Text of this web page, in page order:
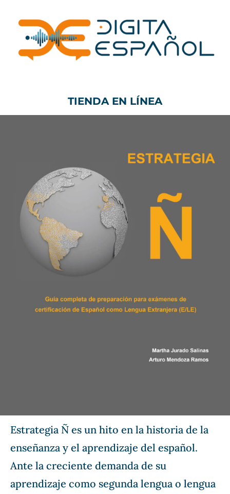
content
TIENDA EN LÍNEA
Estrategia Ñ es un hito en la historia de la
enseñanza y el aprendizaje del español.
Ante la creciente demanda de su
aprendizaje como segunda lengua o lengua